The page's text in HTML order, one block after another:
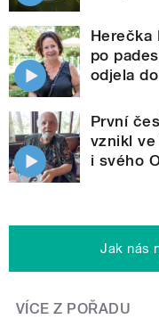
Herečka
po
odjela
První
vznikl ve
i svého
Jak nás
VÍCE Z POŘADU